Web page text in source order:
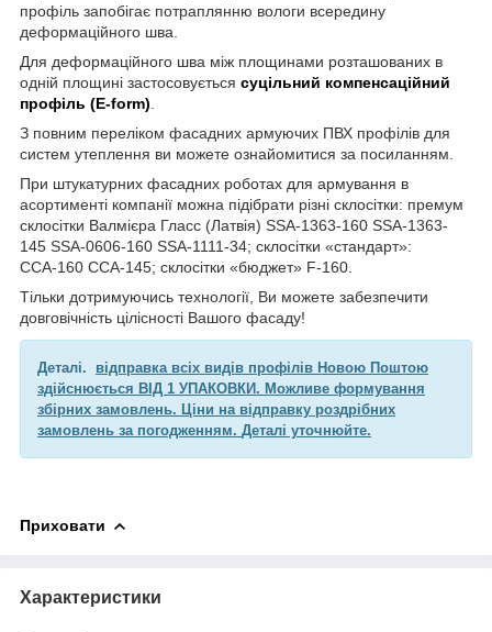
профіль запобігає потраплянню вологи всередину
деформаційного шва.
Для деформаційного шва між площинами розташованих в
одній площині застосовується суцільний компенсаційний
профіль (E-form)
З повним переліком фасадних армуючих ПВХ профілів для
систем утеплення ви можете ознайомитися за посиланням.
При штукатурних фасадних роботах для армування в
асортименті компанії можна підібрати різні склосітки: премум
склосітки Валмієра Гласс (Латвія) SSA-1363-160 SSA-1363-
145 SSA-0606-160 SSA-1111-34; склосітки «стандарт»:
ССА-160 ССА-145; склосітки «бюджет» F-160.
Тільки дотримуючись технології, Ви можете забезпечити
довговічність цілісності Вашого фасаду!
Деталі.
відправка всіх видів профілів Новою Поштою
здійснюється ВІД 1 УПАКОВКИ. Можливе формування
збірних замовлень. Ціни на відправку роздрібних
замовлень за погодженням. Деталі уточнюйте.
Приховати
Характеристики